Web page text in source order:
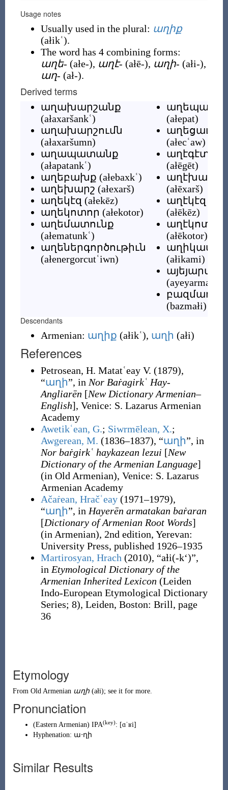
Usage notes
Usually used in the plural: աղիք
(ałikʿ).
The word has 4 combining forms:
աղե- (ałe-), աղէ- (ałē-), աղի- (ałi-),
աղ- (ał-).
Derived terms
աղախարշանք
(ałaxaršankʿ)
աղախարշումն
(ałaxaršumn)
աղապատանք
(ałapatankʿ)
աղեբախք (ałebaxkʿ)
աղեխարշ (ałexarš)
աղեկէզ (ałekēz)
աղեկոտոր (ałekotor)
աղեմատունք
(ałematunkʿ)
աղեներգործութիւն
(ałenergorcutʿiwn)
աղեպատ
(ałepat)
աղեցաւ
(ałecʿaw)
աղէգէտ
(ałēgēt)
աղէխարշ
(ałēxarš)
աղէկէզ
(ałēkēz)
աղէկոտոր
(ałēkotor)
աղիկամի
(ałikami)
այեյարմար
(ayeyarmar
բազմաղի
(bazmałi)
Descendants
Armenian: աղիք (ałikʿ), աղի (ałi)
References
Petrosean, H. Matatʿeay V. (1879),
“աղի”, in Nor Baṙagirkʿ Hay-
Angliarēn [New Dictionary Armenian–
English], Venice: S. Lazarus Armenian
Academy
Awetikʿean, G.; Siwrmēlean, X.;
Awgerean, M. (1836–1837), “աղի”, in
Nor baṙgirkʿ haykazean lezui [New
Dictionary of the Armenian Language]
(in Old Armenian), Venice: S. Lazarus
Armenian Academy
Ačaṙean, Hračʿeay (1971–1979),
“աղի”, in Hayerēn armatakan baṙaran
[Dictionary of Armenian Root Words]
(in Armenian), 2nd edition, Yerevan:
University Press, published 1926–1935
Martirosyan, Hrach (2010), “aɫi(-k‘)”,
in Etymological Dictionary of the
Armenian Inherited Lexicon (Leiden
Indo-European Etymological Dictionary
Series; 8), Leiden, Boston: Brill, page
36
Etymology
From Old Armenian աղի (ałi); see it for more.
Pronunciation
(Eastern Armenian) IPA(key): [ɑˈʁi]
Hyphenation: ա‧ղի
Similar Results